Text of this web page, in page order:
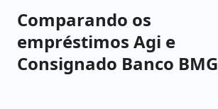
Comparando os
empréstimos Agi e
Consignado Banco BMG